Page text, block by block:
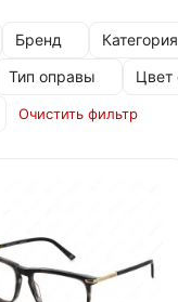
Бренд
Тип оправы Цвет
Очистить фильтр